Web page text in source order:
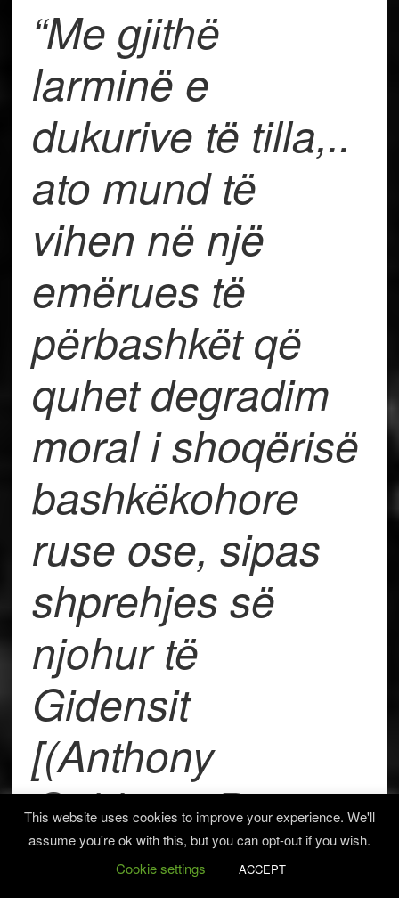
“Me gjithë
larminë e
dukurive të tilla,..
ato mund të
vihen në një
emërues të
përbashkët që
quhet degradim
moral i shoqërisë
bashkëkohore
ruse ose, sipas
shprehjes së
njohur të
Gidensit
[(Anthony
Giddens, Baron
Giddens–1938)
This website uses cookies to improve your experience. We'll
assume you're ok with this, but you can opt-out if you wish.
Cookie settings
ACCEPT